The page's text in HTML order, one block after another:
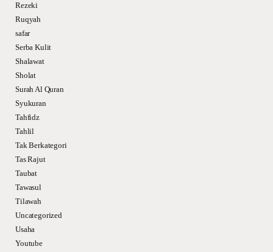
Rezeki
Ruqyah
safar
Serba Kulit
Shalawat
Sholat
Surah Al Quran
Syukuran
Tahfidz
Tahlil
Tak Berkategori
Tas Rajut
Taubat
Tawasul
Tilawah
Uncategorized
Usaha
Youtube